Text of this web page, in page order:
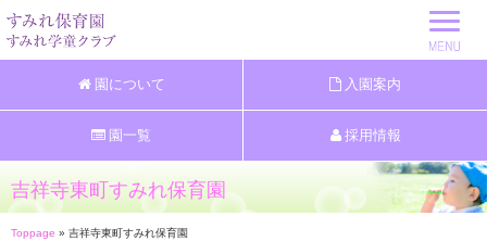
園について 入園案内
園一覧 採用情報
吉祥寺東町すみれ保育園
Toppage » 吉祥寺東町すみれ保育園